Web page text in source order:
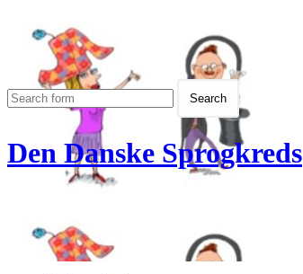
Den Danske Sprogkreds